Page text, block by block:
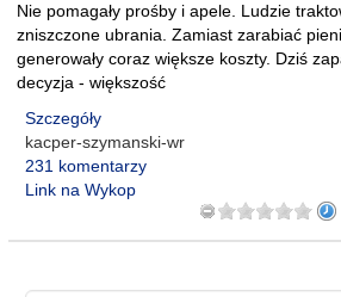
Nie pomagały prośby i apele. Ludzie
zniszczone ubrania. Zamiast zarabiać
generowały coraz większe koszty. Dziś
decyzja - większość
Szczegóły
kacper-szymanski-wr
231 komentarzy
Link na Wykop